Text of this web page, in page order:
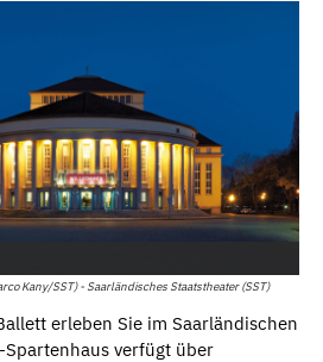
Kany/SST) - Saarländisches Staatstheater (SST)
erleben Sie im Saarländischen
Spartenhaus verfügt über